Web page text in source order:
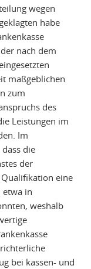
wegen
habe
nach dem
maßgeblichen
zum
des
Leistungen im
Im
die
der
eine
etwa in
weshalb
bei kassen- und